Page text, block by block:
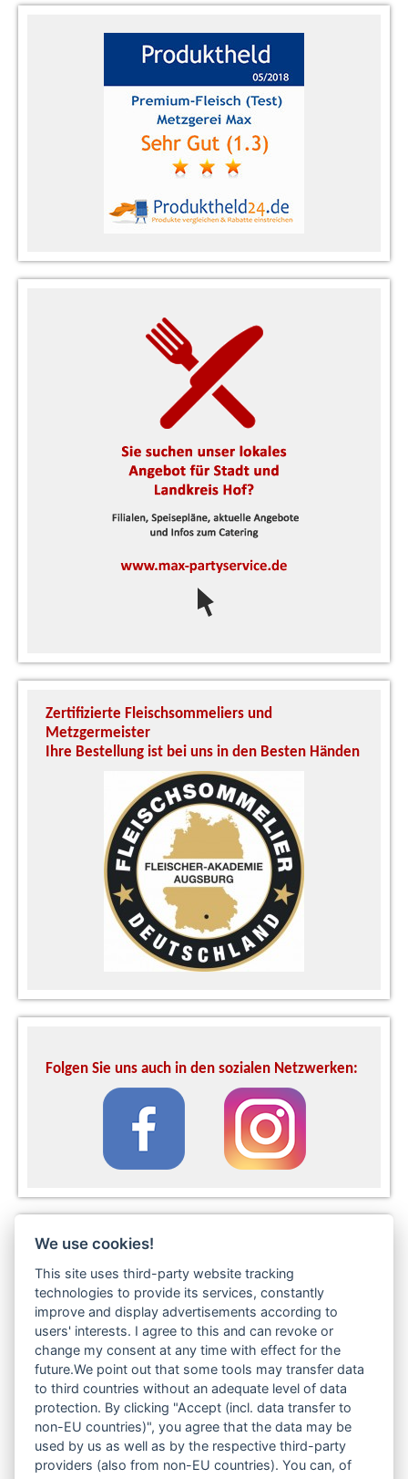
We use cookies!
This site uses third-party website tracking
technologies to provide its services, constantly
improve and display advertisements according to
users' interests. I agree to this and can revoke or
change my consent at any time with effect for the
future.We point out that some tools may transfer data
to third countries without an adequate level of data
protection. By clicking "Accept (incl. data transfer to
non-EU countries)", you agree that the data may be
used by us as well as by the respective third-party
providers (also from non-EU countries). You can, of
Zertifizierte Fleischsommeliers und
Metzgermeister
Ihre Bestellung ist bei uns in den Besten Händen
Folgen Sie uns auch in den sozialen Netzwerken:
Metzgerei Max - lange haltbare Wurst- und
Fleischspezialitäten online kaufen
Suppen und Fonds online kaufen
Etwas warmes für den Bauch? Leberknödelsuppe,
Kartoffelsuppe, ... was darfs sein? Außerdem bieten wie delikate
Fonds an. Hier ist für jeden etwas frisch produziertes dabei.
Überzeugen Sie sich von unserem Suppen- und
Fondssortiment. Einfach erhitzen und genießen. Finden Sie
hierzu in unserem Metzgerei Onlineshop fränkische
Leberknödelsuppe
, fränkische Kartoffelsuppe Hofer Schnitz
Delikatess-Gulaschsuppe
Wild-Fond
Geflügelbrühe mit
Hühnerfleisch
und hausgemachte Rinder-Consommé
. Wir
haben für jeden Geschmack etwas dabei. Bestellen Sie Ihre